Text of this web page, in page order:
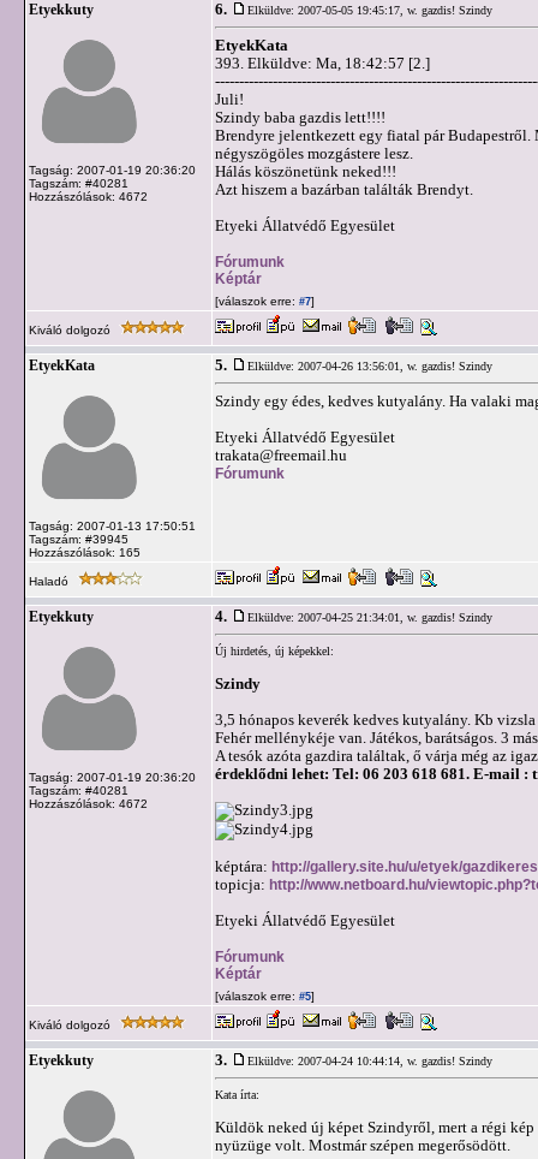
Etyekkuty
Tagság: 2007-01-19 20:36:20
Tagszám: #40281
Hozzászólások: 4672
6. Elküldve: 2007-05-05 19:45:17, w. gazdis! Szindy
EtyekKata
393. Elküldve: Ma, 18:42:57 [2.]
Juli!
Szindy baba gazdis lett!!!!
Brendyre jelentkezett egy fiatal pár
négyszögöles mozgástere lesz.
Hálás köszönetünk neked!!!
Azt hiszem a bazárban találták Brendyt.
Etyeki Állatvédő Egyesület
Fórumunk
Képtár
[válaszok erre: #7]
Kiváló dolgozó
EtyekKata
Tagság: 2007-01-13 17:50:51
Tagszám: #39945
Hozzászólások: 165
5. Elküldve: 2007-04-26 13:56:01, w. gazdis! Szindy
Szindy egy édes, kedves kutyalány. Ha valaki
Etyeki Állatvédő Egyesület
trakata@freemail.hu
Fórumunk
Haladó
Etyekkuty
Tagság: 2007-01-19 20:36:20
Tagszám: #40281
Hozzászólások: 4672
4. Elküldve: 2007-04-25 21:34:01, w. gazdis! Szindy
Új hirdetés, új képekkel:
Szindy
3,5 hónapos keverék kedves kutyalány. Kb
Fehér mellénykéje van. Játékos, barátságos. 3
A tesók azóta gazdira találtak, ő várja még az
érdeklődni lehet: Tel: 06 203 618 681. E-mail :
képtára: http://gallery.site.hu/u/etyek/
topicja: http://www.netboard.hu/
Etyeki Állatvédő Egyesület
Fórumunk
Képtár
[válaszok erre: #5]
Kiváló dolgozó
Etyekkuty 3. Elküldve: 2007-04-24 10:44:14, w. gazdis! Szindy
Kata írta:
Küldök neked új képet Szindyről, mert a régi
nyüzüge volt. Mostmár szépen megerősödött.